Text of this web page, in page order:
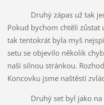
Druhý zápas už tak
Pokud bychom chtěli zůstat
tak tentokrát byla myš
setu se objevilo několik
naší silnou stránkou.
Koncovku jsme naštěstí
Druhý set byl jako